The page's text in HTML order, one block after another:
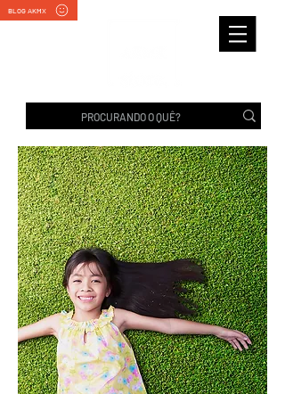
BLOG AKMX